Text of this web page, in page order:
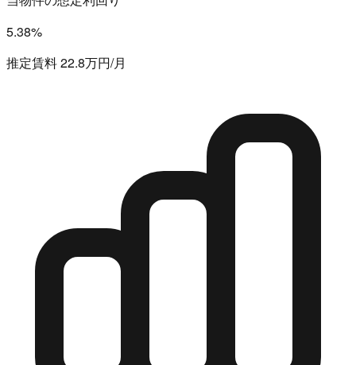
5.38%
推定賃料 22.8万円/月